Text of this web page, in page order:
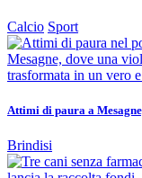
Calcio Sport
Attimi di paura a
Brindisi